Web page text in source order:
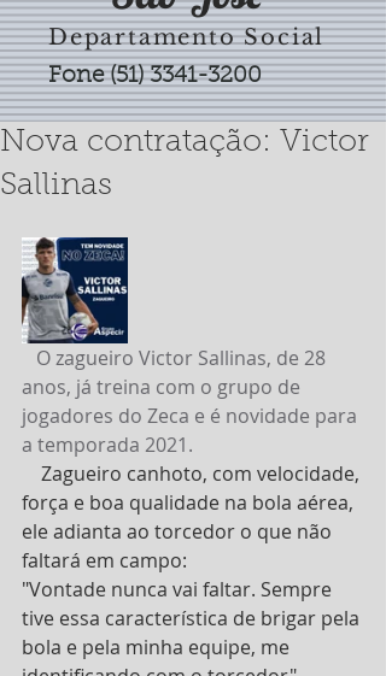
Departamento Social
Fone(51) 3341-3200
Nova contratação: Victor
Sallinas
anos, já treina com o grupo de
jogadores do Zeca e é novidade para
a temporada 2021.
força e boa qualidade na bola aérea,
ele adianta ao torcedor o que não
faltará em campo:
"Vontade nunca vai faltar. Sempre
tive essa característica de brigar pela
bola e pela minha equipe, me